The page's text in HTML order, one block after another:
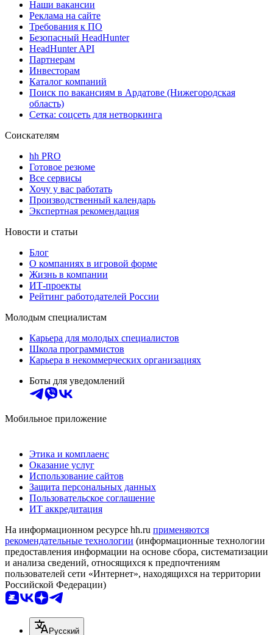
Наши вакансии
Реклама на сайте
Требования к ПО
Безопасный HeadHunter
HeadHunter API
Партнерам
Инвесторам
Каталог компаний
Поиск по вакансиям в Ардатове (Нижегородская
область)
Сетка: соцсеть для нетворкинга
Соискателям
hh PRO
Готовое резюме
Все сервисы
Хочу у вас работать
Производственный календарь
Экспертная рекомендация
Новости и статьи
Блог
О компаниях в игровой форме
Жизнь в компании
ИТ-проекты
Рейтинг работодателей России
Молодым специалистам
Карьера для молодых специалистов
Школа программистов
Карьера в некоммерческих организациях
Боты для уведомлений
Мобильное приложение
Этика и комплаенс
Оказание услуг
Использование сайтов
Защита персональных данных
Пользовательское соглашение
ИТ аккредитация
На информационном ресурсе hh.ru применяются
рекомендательные технологии (информационные технологии
предоставления информации на основе сбора, систематизации
и анализа сведений, относящихся к предпочтениям
пользователей сети «Интернет», находящихся на территории
Российской Федерации)
Русский